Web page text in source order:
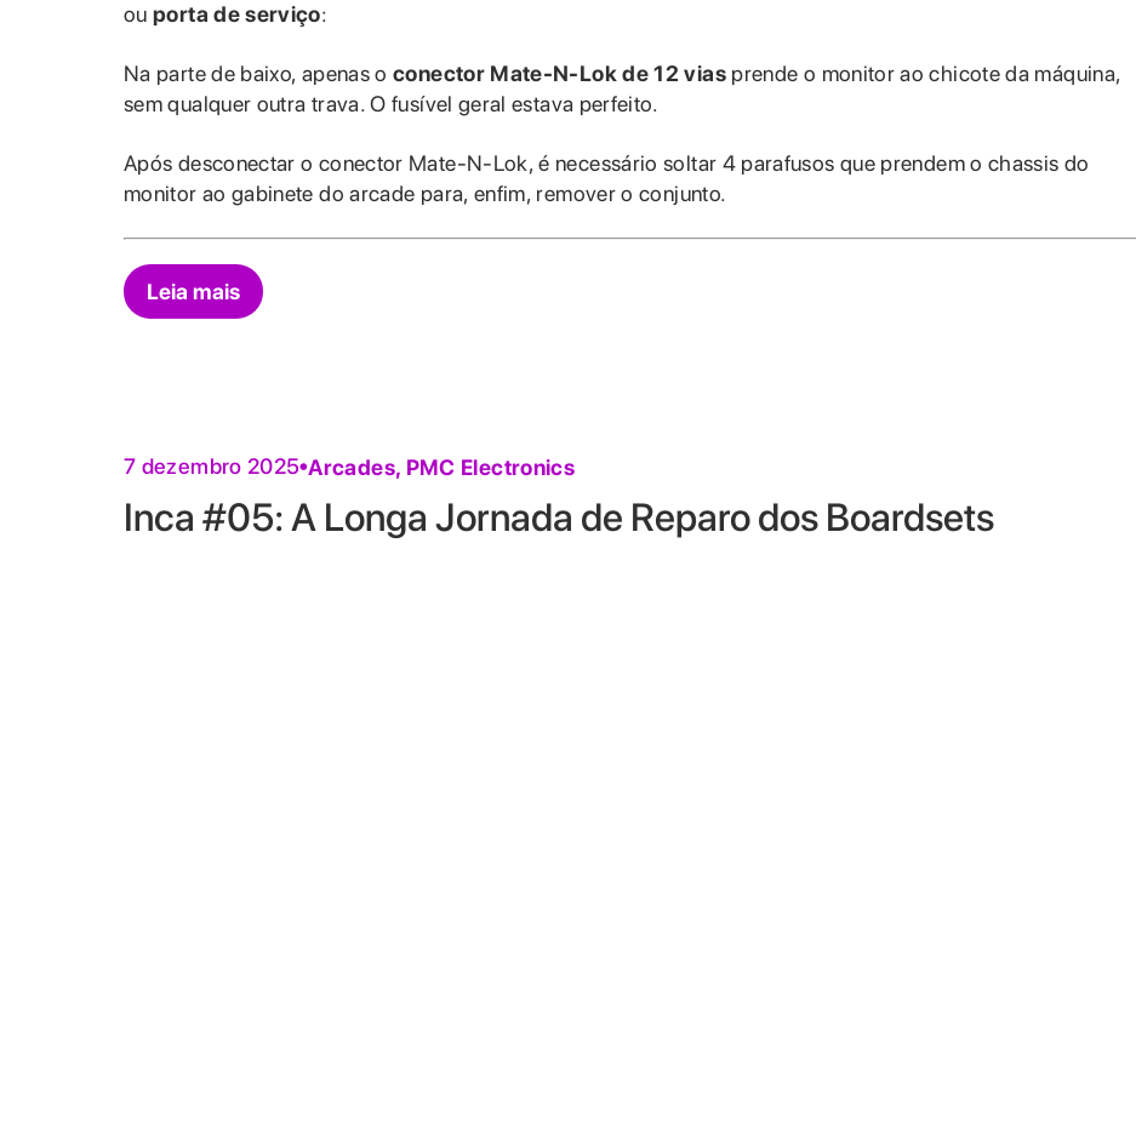
ouporta de serviço:
Na parte de baixo, apenas oconector Mate-N-Lok de 12 viasprende o monitor ao chicote da máquina,
sem qualquer outra trava. O fusível geral estava perfeito.
Após desconectar o conector Mate-N-Lok, é necessário soltar 4 parafusos que prendem o chassis do
monitor ao gabinete do arcade para, enfim, remover o conjunto.
Leia mais
7 dezembro 2025 Arcades, PMC Electronics
Inca #05: A Longa Jornada de Reparo dos Boardsets